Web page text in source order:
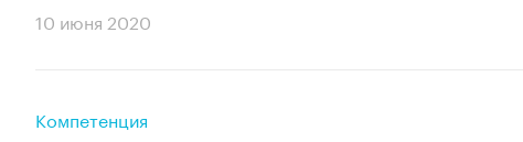
10 июня 2020
Компетенция